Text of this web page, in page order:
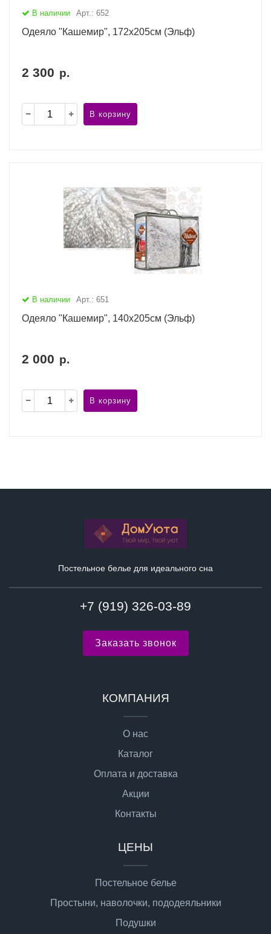
В наличии Арт.: 652
Одеяло "Кашемир", 172х205см (Эльф)
2 300 р.
В корзину
В наличии Арт.: 651
Одеяло "Кашемир", 140х205см (Эльф)
2 000 р.
В корзину
Постельное белье для идеального сна
+7 (919) 326-03-89
Заказать звонок
КОМПАНИЯ
О нас
Каталог
Оплата и доставка
Акции
Контакты
ЦЕНЫ
Постельное белье
Простыни, наволочки, пододеяльники
Подушки